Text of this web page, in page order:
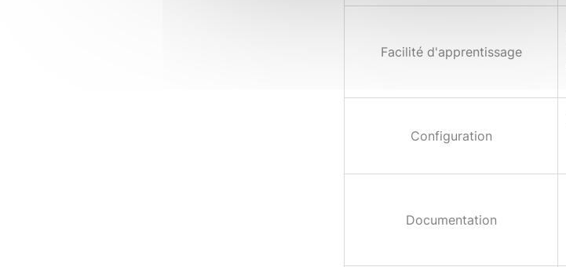
Facilité d'apprentissage
Configuration
Documentation